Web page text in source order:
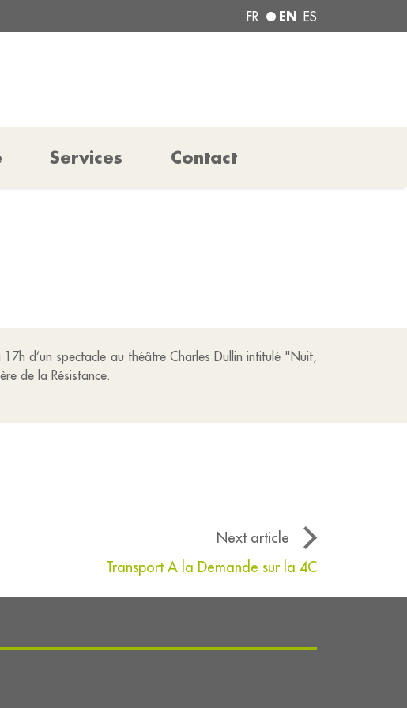
FR EN ES
Services Contact
d’un spectacle au théâtre Charles Dullin intitulé "Nuit,
de la Résistance.
Next article
Transport A la Demande sur la 4C